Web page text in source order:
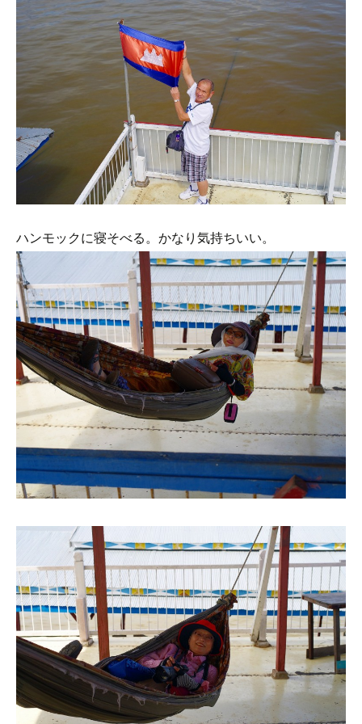
ハンモックに寝そべる。かなり気持ちいい。